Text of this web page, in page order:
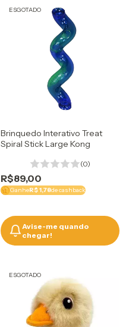
ESGOTADO
Brinquedo Interativo Treat
Spiral Stick Large Kong
(0)
R$89,00
GanheR$ 1,78de cashback
Avise-me quando
chegar!
ESGOTADO